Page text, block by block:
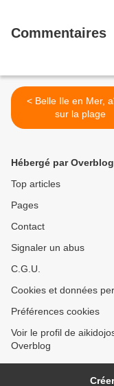
Commentaires
< Belle Ile en Mer, aïkido
sur la plage
Hébergé par Overblog
Top articles
Pages
Contact
Signaler un abus
C.G.U.
Cookies et données
Préférences cookies
Voir le profil de
Overblog